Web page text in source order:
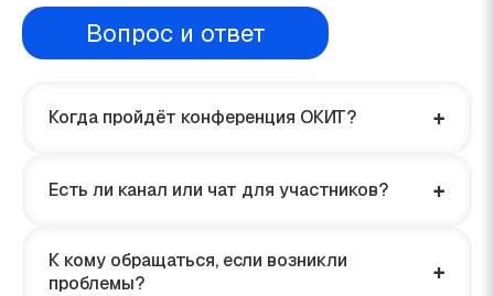
Вопрос и ответ
Когда пройдёт конференция ОКИТ? +
Есть ли канал или чат для участников? +
К кому обращаться, если возникли
проблемы?
+